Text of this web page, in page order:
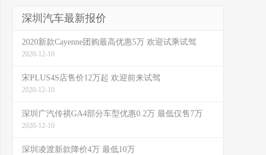
深圳汽车最新报价
2020新款Cayenne团购最高优惠5万 欢迎试乘试驾
2020-12-10
宋PLUS4S店售价12万起 欢迎前来试驾
2020-12-10
深圳广汽传祺GA4部分车型优惠0.2万 最低仅售7万
2020-12-10
深圳凌渡新款降价4万 最低10万